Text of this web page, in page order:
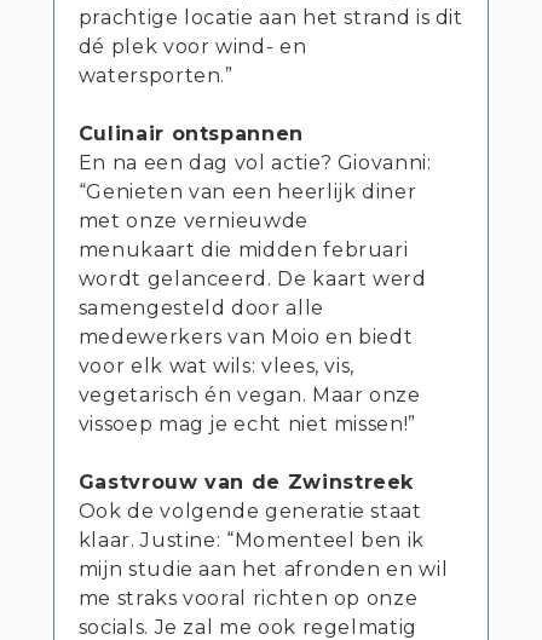
prachtige locatie aan het strand is dit
dé plek voor wind- en
watersporten.”
Culinair ontspannen
En na een dag vol actie? Giovanni:
“Genieten van een heerlijk diner
met onze vernieuwde
menukaart die midden februari
wordt gelanceerd. De kaart werd
samengesteld door alle
medewerkers van Moio en biedt
voor elk wat wils: vlees, vis,
vegetarisch én vegan. Maar onze
vissoep mag je echt niet missen!”
Gastvrouw van de Zwinstreek
Ook de volgende generatie staat
klaar. Justine: “Momenteel ben ik
mijn studie aan het afronden en wil
me straks vooral richten op onze
socials. Je zal me ook regelmatig